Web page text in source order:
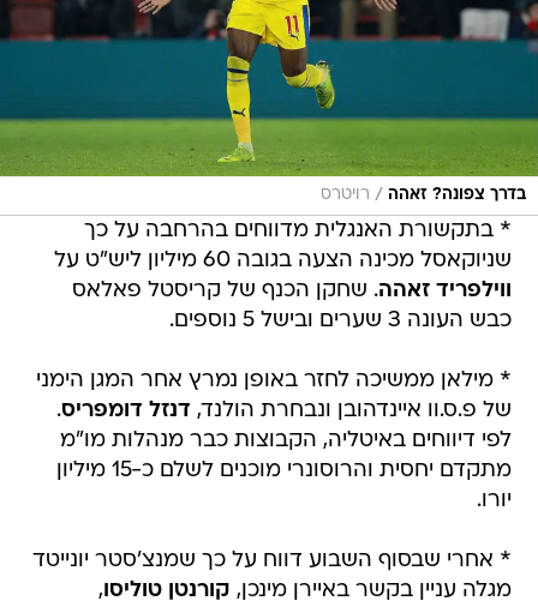
בדרך צפונה? זאהה / רויטרס
* בתקשורת האנגלית מדווחים בהרחבה על כך
שניוקאסל מכינה הצעה בגובה 60 מיליון ליש"ט על
ווילפריד זאהה. שחקן הכנף של קריסטל פאלאס
כבש העונה 3 שערים ובישל 5 נוספים.
* מילאן ממשיכה לחזר באופן נמרץ אחר המגן הימני
של פ.ס.וו איינדהובן ונבחרת הולנד, דנזל דומפריס.
לפי דיווחים באיטליה, הקבוצות כבר מנהלות מו"מ
מתקדם יחסית והרוסונרי מוכנים לשלם כ-15 מיליון
יורו.
* אחרי שבסוף השבוע דווח על כך שמנצ'סטר יונייטד
מגלה עניין בקשר באיירן מינכן, קורנטן טוליסו,